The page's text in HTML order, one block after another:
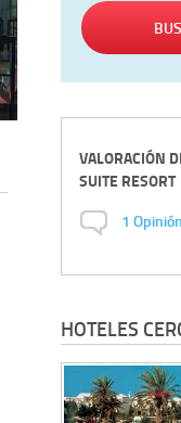
VALORACIÓN
SUITE RESORT
1 Opinión
HOTELES